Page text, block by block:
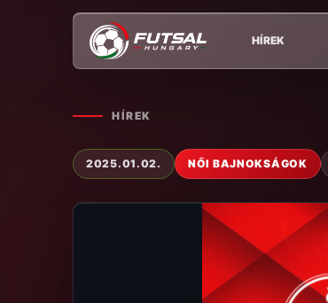
HÍREK
HÍREK
2025.01.02. NŐI BAJNOKSÁGOK